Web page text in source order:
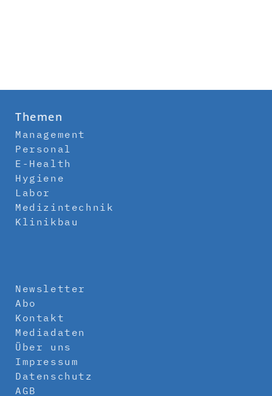
Themen
Management
Personal
E-Health
Hygiene
Labor
Medizintechnik
Klinikbau
Newsletter
Abo
Kontakt
Mediadaten
Über uns
Impressum
Datenschutz
AGB